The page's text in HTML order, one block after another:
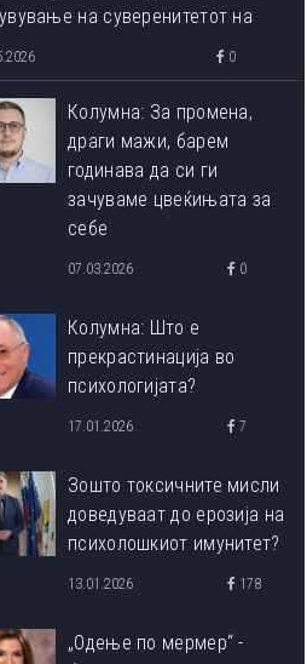
на суверенитетот на
ум
0
Колумна: За промена,
драги мажи, барем
годинава да си ги
зачуваме цвеќињата за
себе
07.03.2026 0
Колумна: Што е
прекрастинација во
психологијата?
17.01.2026 7
Зошто токсичните мисли
доведуваат до ерозија на
психолошкиот имунитет?
13.01.2026 178
„Одење по мермер“ -